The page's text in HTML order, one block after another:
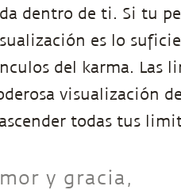
dentro de ti. Si tu
es lo
del karma. Las
visualización
todas tus
y gracia,